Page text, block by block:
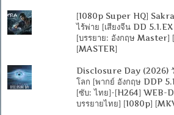
[1080p Super HQ]
ไร้พ่าย [เสียงจีน DD
[บรรยาย: อังกฤษ Master]
[MASTER]
Disclosure Day (2026) วั
โลก [พากย์ อังกฤษ DDP
[ซับ: ไทย]-[H264] WEB-
บรรยายไทย] [1080p]